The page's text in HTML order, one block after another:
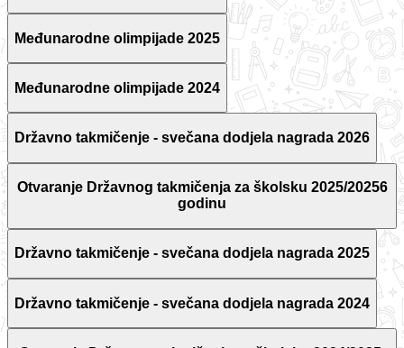
Međunarodne olimpijade 2025
Međunarodne olimpijade 2024
Državno takmičenje - svečana dodjela nagrada 2026
Otvaranje Državnog takmičenja za školsku 2025/20256
godinu
Državno takmičenje - svečana dodjela nagrada 2025
Državno takmičenje - svečana dodjela nagrada 2024